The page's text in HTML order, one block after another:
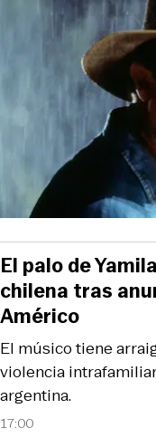
17:00
El músico tiene
violencia
argentina.
El palo de
chilena tras
Américo